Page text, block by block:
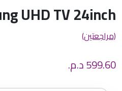
UHD TV 24inch
(مراجعتين)
599.60د.م.